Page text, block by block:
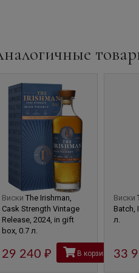
Виски The Irishman,
Cask Strength Vintage
Release, 2024, in gift
box, 0.7 л.
29 240 рубВ корзину
Виски
Batch,
л.
33